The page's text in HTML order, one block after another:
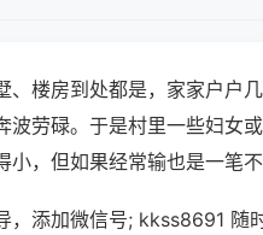
楼房到处都是，家家户户
劳碌。于是村里一些妇女
，但如果经常输也是一笔不
添加微信号; kkss8691 随